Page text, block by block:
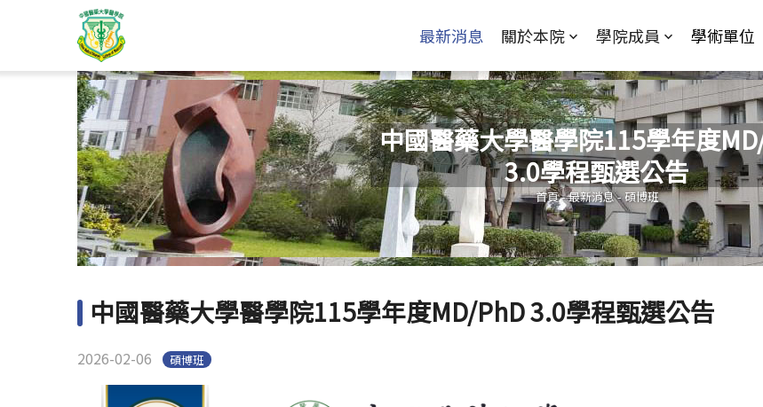
最新消息 關於本院 學院成員 學術單位
中國醫藥大學醫學院115學年度
3.0學程甄選公告
您在這裡
首頁-最新消息-碩博班
中國醫藥大學醫學院115學年度MD/PhD 3.0學程甄選公告
2026-02-06 碩博班